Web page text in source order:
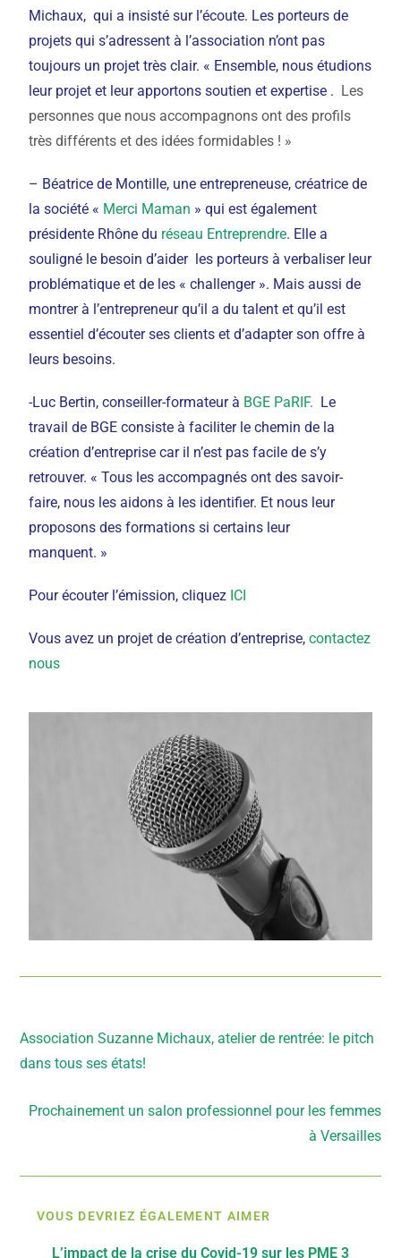
Michaux, qui a insisté sur l’écoute. Les porteurs de
projets qui s’adressent à l’association n’ont pas
toujours un projet très clair. « Ensemble, nous étudions
leur projet et leur apportons soutien et expertise . Les
personnes que nous accompagnons ont des profils
très différents et des idées formidables ! »
– Béatrice de Montille, une entrepreneuse, créatrice de
la société « Merci Maman » qui est également
présidente Rhône du réseau Entreprendre. Elle a
souligné le besoin d’aider les porteurs à verbaliser leur
problématique et de les « challenger ». Mais aussi de
montrer à l’entrepreneur qu’il a du talent et qu’il est
essentiel d’écouter ses clients et d’adapter son offre à
leurs besoins.
-Luc Bertin, conseiller-formateur à BGE PaRIF. Le
travail de BGE consiste à faciliter le chemin de la
création d’entreprise car il n’est pas facile de s’y
retrouver. « Tous les accompagnés ont des savoir-
faire, nous les aidons à les identifier. Et nous leur
proposons des formations si certains leur
manquent. »
Pour écouter l’émission, cliquez ICI
Vous avez un projet de création d’entreprise,contactez
nous
Association Suzanne Michaux, atelier de rentrée: le pitch
dans tous ses états!
Prochainement un salon professionnel pour les femmes
à Versailles
VOUS DEVRIEZ ÉGALEMENT AIMER
L’impact de la crise du Covid-19 sur les PME 3